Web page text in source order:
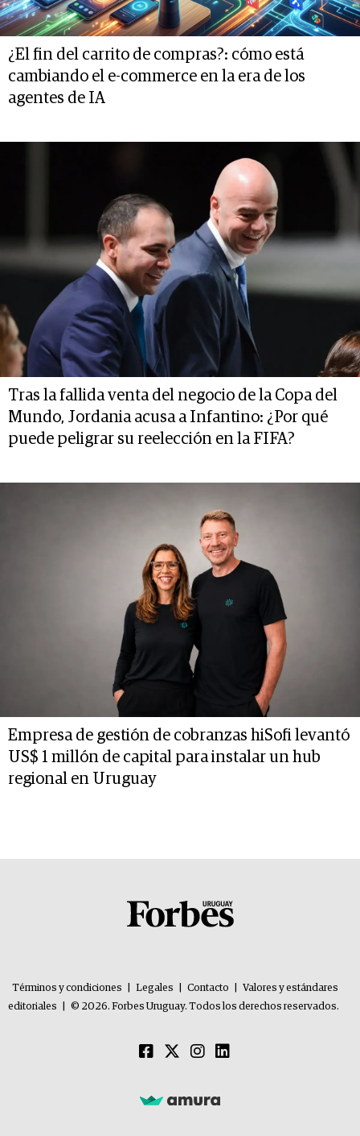
¿El fin del carrito de compras?: cómo está
cambiando el e-commerce en la era de los
agentes de IA
Tras la fallida venta del negocio de la Copa del
Mundo, Jordania acusa a Infantino: ¿Por qué
puede peligrar su reelección en la FIFA?
Empresa de gestión de cobranzas hiSofi levantó
US$ 1 millón de capital para instalar un hub
regional en Uruguay
Términos y condiciones Legales Contacto
Valores y estándares
editoriales
© 2026. Forbes Uruguay. Todos los derechos reservados.